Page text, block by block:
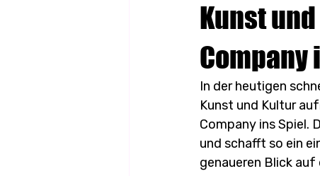
Kunst
Company
In der heutigen
Kunst und Kultur
Company ins Spiel.
und schafft so ein
genaueren Blick